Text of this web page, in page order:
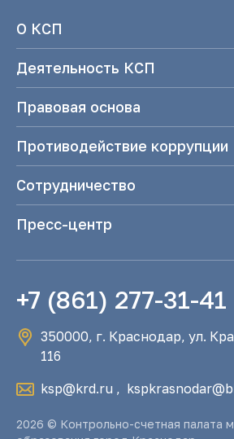
О КСП
Деятельность КСП
Правовая основа
Противодействие коррупции
Сотрудничество
Пресс-центр
+7 (861) 277-31-41
350000, г. Краснодар, ул.
116
ksp@krd.ru ,
2026 © Контрольно-счетная палата